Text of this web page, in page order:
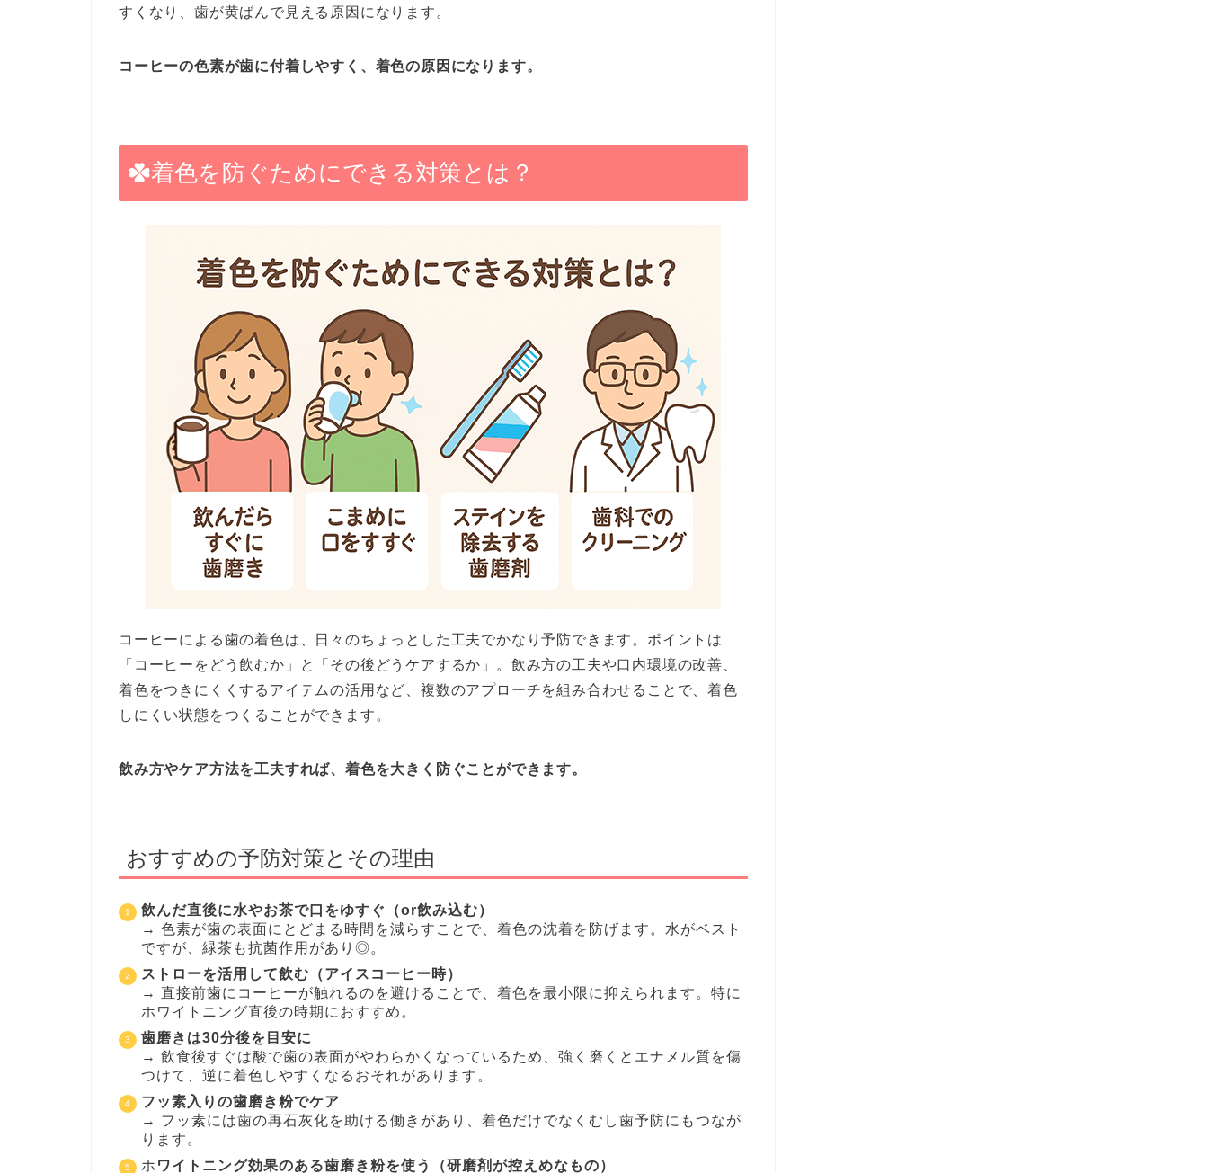
すくなり、歯が黄ばんで見える原因になります。
コーヒーの色素が歯に付着しやすく、着色の原因になります。
着色を防ぐためにできる対策とは？
コーヒーによる歯の着色は、日々のちょっとした工夫でかなり予防できます。ポイントは
「コーヒーをどう飲むか」と「その後どうケアするか」。飲み方の工夫や口内環境の改善、
着色をつきにくくするアイテムの活用など、複数のアプローチを組み合わせることで、着色
しにくい状態をつくることができます。
飲み方やケア方法を工夫すれば、着色を大きく防ぐことができます。
おすすめの予防対策とその理由
飲んだ直後に水やお茶で口をゆすぐ（or飲み込む）
→ 色素が歯の表面にとどまる時間を減らすことで、着色の沈着を防げます。水がベスト
ですが、緑茶も抗菌作用があり◎。
ストローを活用して飲む（アイスコーヒー時）
→ 直接前歯にコーヒーが触れるのを避けることで、着色を最小限に抑えられます。特に
ホワイトニング直後の時期におすすめ。
歯磨きは30分後を目安に
→ 飲食後すぐは酸で歯の表面がやわらかくなっているため、強く磨くとエナメル質を傷
つけて、逆に着色しやすくなるおそれがあります。
フッ素入りの歯磨き粉でケア
→ フッ素には歯の再石灰化を助ける働きがあり、着色だけでなくむし歯予防にもつなが
ります。
ホ ワイトニング効果のある歯磨き粉を使う（研磨剤が控えめなもの）